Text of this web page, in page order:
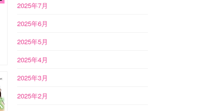
2025年7月
2025年6月
2025年5月
2025年4月
2025年3月
2025年2月